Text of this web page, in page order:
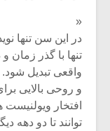
«
در این سن تنها
تنها با گذر زمان
واقعی تبدیل
و روحی بالایی
افتخار
توانند تا دو دهه